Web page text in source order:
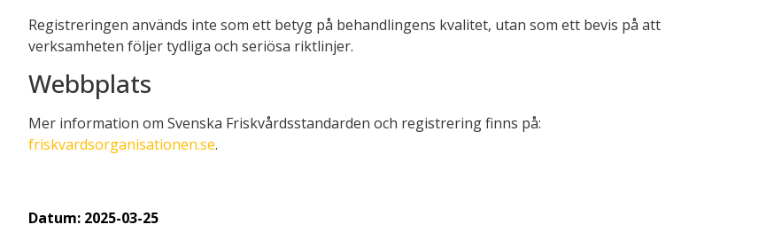
Registreringen används inte som ett betyg på behandlingens kvalitet, utan som ett bevis på att
verksamheten följer tydliga och seriösa riktlinjer.
Webbplats
Mer information om Svenska Friskvårdsstandarden och registrering finns på:
friskvardsorganisationen.se.
Datum: 2025-03-25